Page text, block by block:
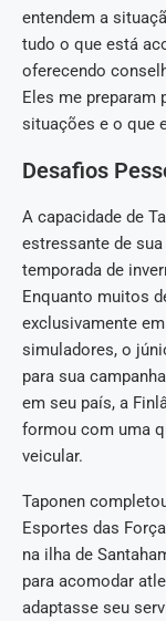
entendem a
tudo o que está
oferecendo
Eles me preparam
situações e o que
Desafios
A capacidade de
estressante de
temporada de
Enquanto muitos
exclusivamente
simuladores, o
para sua
em seu país, a
formou com uma
veicular.
Taponen
Esportes das
na ilha de
para acomodar
adaptasse seu